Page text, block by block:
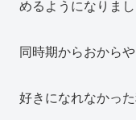
めるようになりまし
同時期からおから
好きになれなかっ